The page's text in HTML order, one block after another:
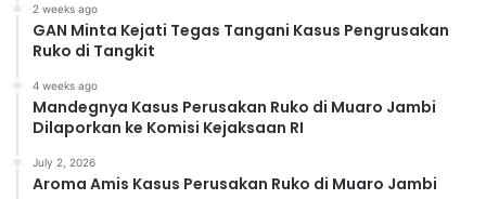
2 weeks ago
GAN Minta Kejati Tegas Tangani Kasus Pengrusakan
Ruko di Tangkit
4 weeks ago
Mandegnya Kasus Perusakan Ruko di Muaro Jambi
Dilaporkan ke Komisi Kejaksaan RI
July 2, 2026
Aroma Amis Kasus Perusakan Ruko di Muaro Jambi